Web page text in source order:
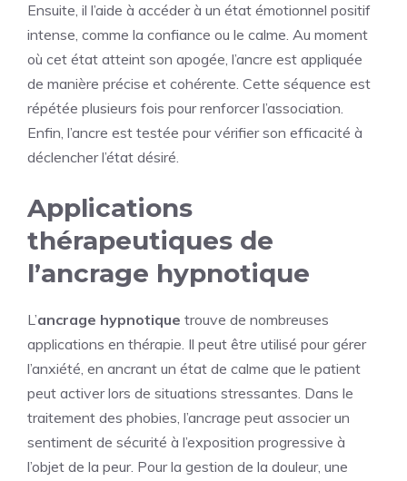
Ensuite, il l’aide à accéder à un état émotionnel positif
intense, comme la confiance ou le calme. Au moment
où cet état atteint son apogée, l’ancre est appliquée
de manière précise et cohérente. Cette séquence est
répétée plusieurs fois pour renforcer l’association.
Enfin, l’ancre est testée pour vérifier son efficacité à
déclencher l’état désiré.
Applications
thérapeutiques de
l’ancrage hypnotique
L’ancrage hypnotique trouve de nombreuses
applications en thérapie. Il peut être utilisé pour gérer
l’anxiété, en ancrant un état de calme que le patient
peut activer lors de situations stressantes. Dans le
traitement des phobies, l’ancrage peut associer un
sentiment de sécurité à l’exposition progressive à
l’objet de la peur. Pour la gestion de la douleur, une